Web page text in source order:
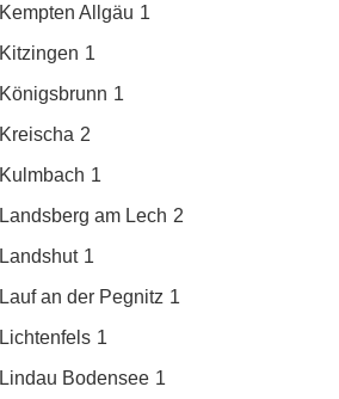
Kempten Allgäu 1
Kitzingen 1
Königsbrunn 1
Kreischa 2
Kulmbach 1
Landsberg am Lech 2
Landshut 1
Lauf an der Pegnitz 1
Lichtenfels 1
Lindau Bodensee 1